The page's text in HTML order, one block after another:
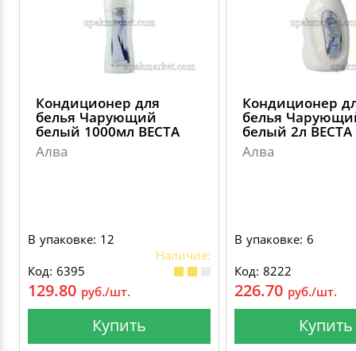
Кондиционер для
белья Чарующий
белый 1000мл ВЕСТА
Алва
В упаковке: 12
Наличие:
Код: 6395
129.80 руб./шт.
Купить
Кондиционер
белья
белый 2л ВЕСТА
Алва
В упаковке: 6
Код: 8222
226.70 руб./шт.
Купить